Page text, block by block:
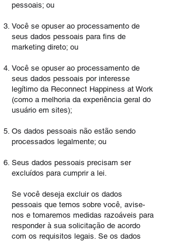
pessoais; ou
Você se opuser ao processamento de
seus dados pessoais para fins de
marketing direto; ou
Você se opuser ao processamento de
seus dados pessoais por interesse
legítimo da Reconnect Happiness at Work
(como a melhoria da experiência geral do
usuário em sites);
Os dados pessoais não estão sendo
processados legalmente; ou
Seus dados pessoais precisam ser
excluídos para cumprir a lei.
​Se você deseja excluir os dados
pessoais que temos sobre você, avise-
nos e tomaremos medidas razoáveis para
responder à sua solicitação de acordo
com os requisitos legais. Se os dados